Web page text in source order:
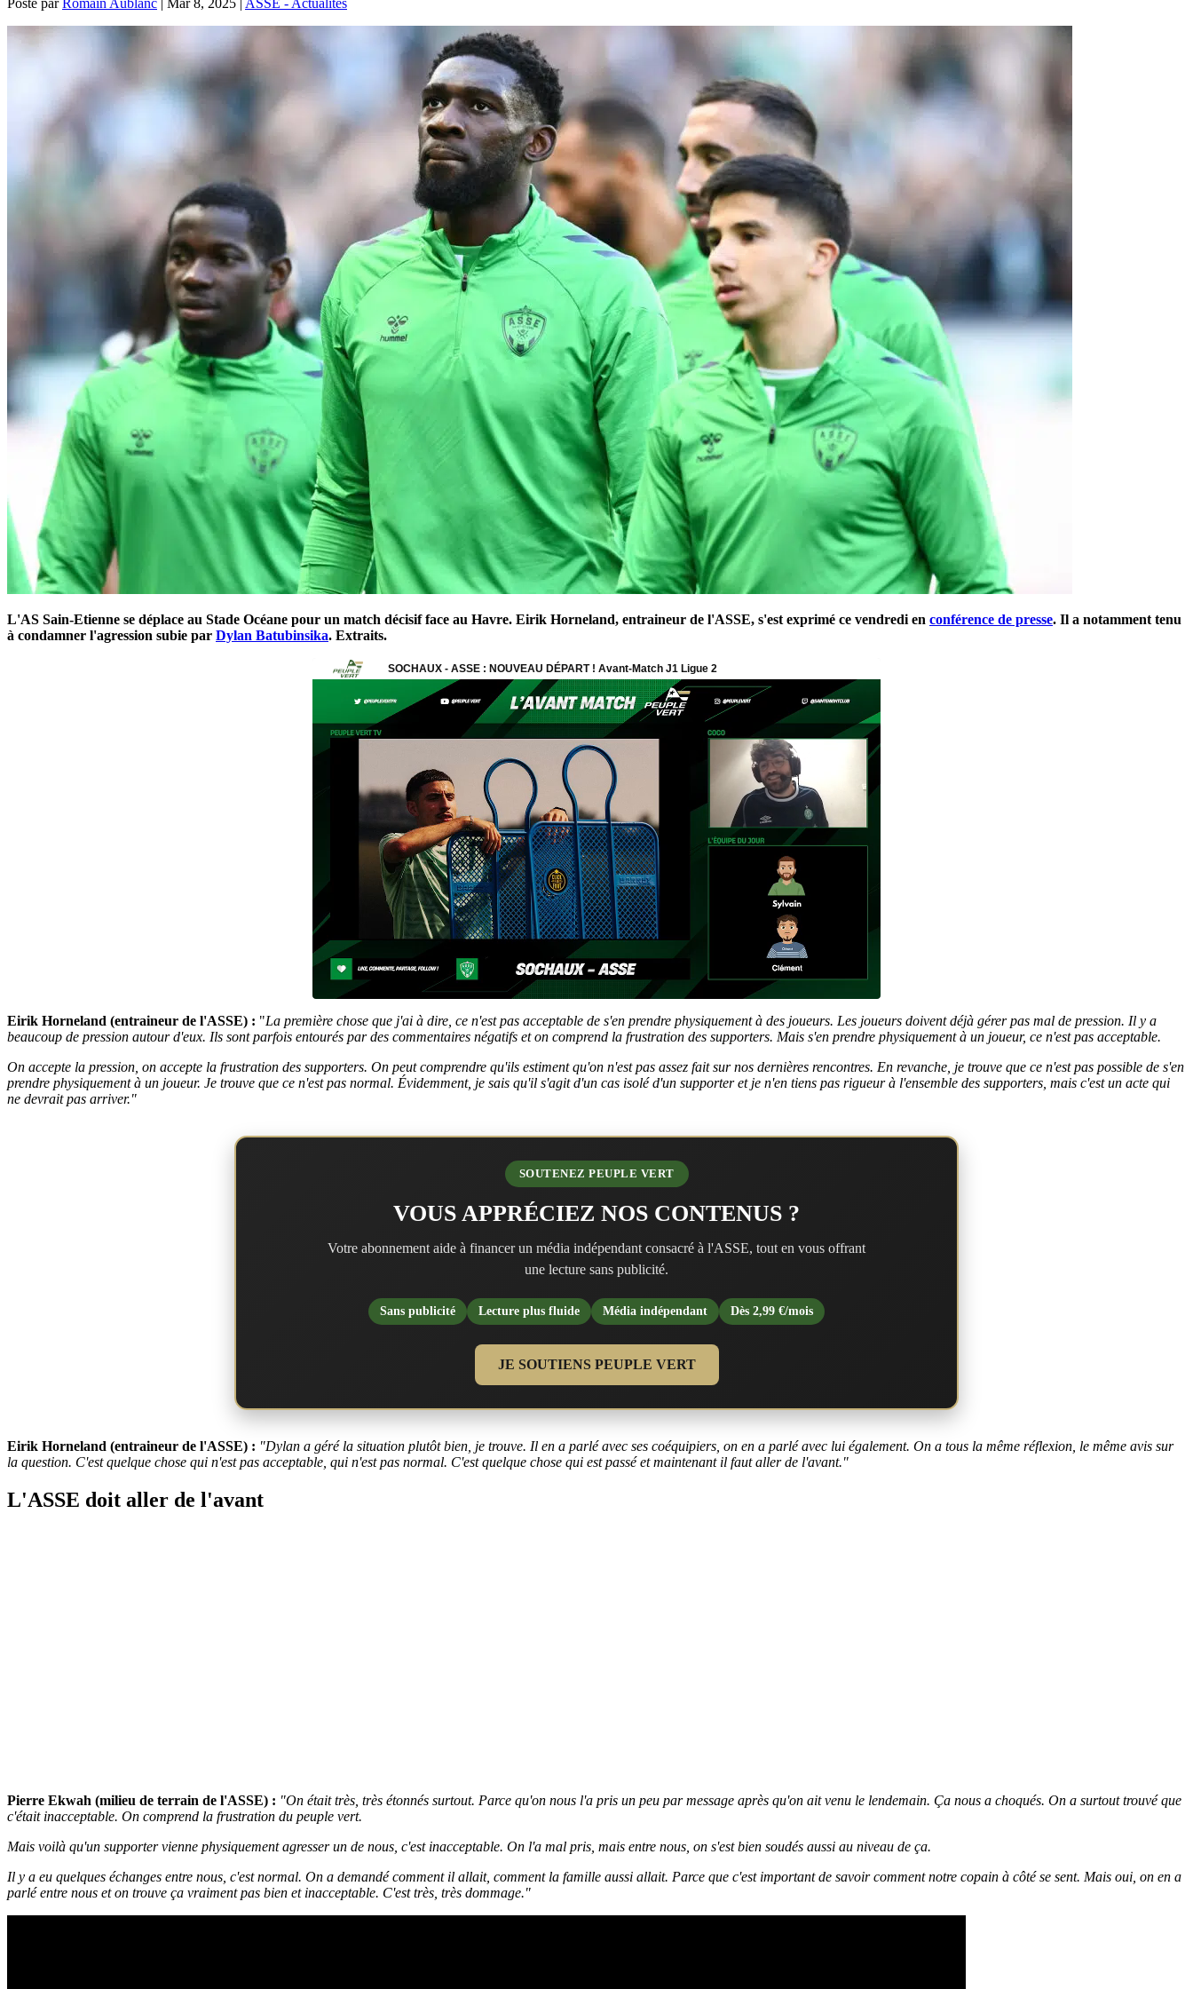
L'AS Sain-Etienne se déplace au Stade Océane pour un match décisif face au Havre. Eirik Horneland, entraineur de l'ASSE, s'est exprimé ce vendredi en conférence de presse. Il a notamment tenu
à condamner l'agression subie par Dylan Batubinsika. Extraits.
Eirik Horneland (entraineur de l'ASSE) : "La première chose que j'ai à dire, ce n'est pas acceptable de s'en prendre physiquement à des joueurs. Les joueurs doivent déjà gérer pas mal de pression. Il y a
beaucoup de pression autour d'eux. Ils sont parfois entourés par des commentaires négatifs et on comprend la frustration des supporters. Mais s'en prendre physiquement à un joueur, ce n'est pas acceptable.
On accepte la pression, on accepte la frustration des supporters. On peut comprendre qu'ils estiment qu'on n'est pas assez fait sur nos dernières rencontres. En revanche, je trouve que ce n'est pas possible de s'en
prendre physiquement à un joueur. Je trouve que ce n'est pas normal. Évidemment, je sais qu'il s'agit d'un cas isolé d'un supporter et je n'en tiens pas rigueur à l'ensemble des supporters, mais c'est un acte qui
ne devrait pas arriver."
SOUTENEZ PEUPLE VERT
VOUS APPRÉCIEZ NOS CONTENUS ?
Votre abonnement aide à financer un média indépendant consacré à l'ASSE, tout en vous offrant
une lecture sans publicité.
Sans publicité Lecture plus fluide Média indépendant Dès 2,99 €/mois
JE SOUTIENS PEUPLE VERT
Eirik Horneland (entraineur de l'ASSE) : "Dylan a géré la situation plutôt bien, je trouve. Il en a parlé avec ses coéquipiers, on en a parlé avec lui également. On a tous la même réflexion, le même avis sur
la question. C'est quelque chose qui n'est pas acceptable, qui n'est pas normal. C'est quelque chose qui est passé et maintenant il faut aller de l'avant."
L'ASSE doit aller de l'avant
Pierre Ekwah (milieu de terrain de l'ASSE) : "On était très, très étonnés surtout. Parce qu'on nous l'a pris un peu par message après qu'on ait venu le lendemain. Ça nous a choqués. On a surtout trouvé que
c'était inacceptable. On comprend la frustration du peuple vert.
Mais voilà qu'un supporter vienne physiquement agresser un de nous, c'est inacceptable. On l'a mal pris, mais entre nous, on s'est bien soudés aussi au niveau de ça.
Il y a eu quelques échanges entre nous, c'est normal. On a demandé comment il allait, comment la famille aussi allait. Parce que c'est important de savoir comment notre copain à côté se sent. Mais oui, on en a
parlé entre nous et on trouve ça vraiment pas bien et inacceptable. C'est très, très dommage."